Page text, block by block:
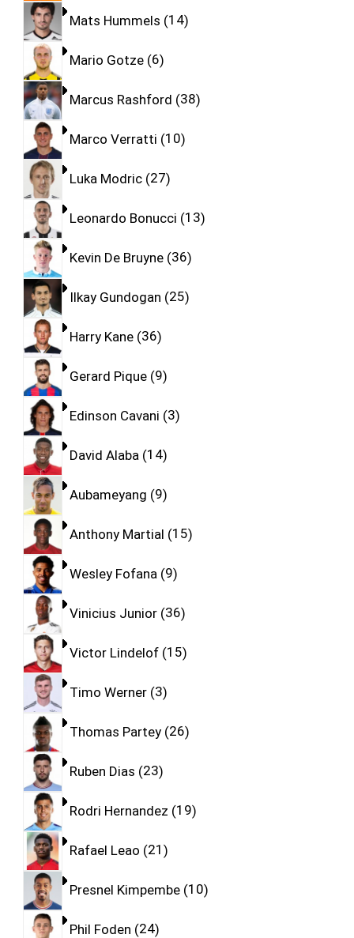
Mats Hummels 14
Mario Gotze 6
Marcus Rashford 38
Marco Verratti 10
Luka Modric 27
Leonardo Bonucci 13
Kevin De Bruyne 36
Ilkay Gundogan 25
Harry Kane 36
Gerard Pique 9
Edinson Cavani 3
David Alaba 14
Aubameyang 9
Anthony Martial 15
Wesley Fofana 9
Vinicius Junior 36
Victor Lindelof 15
Timo Werner 3
Thomas Partey 26
Ruben Dias 23
Rodri Hernandez 19
Rafael Leao 21
Presnel Kimpembe 10
Phil Foden 24